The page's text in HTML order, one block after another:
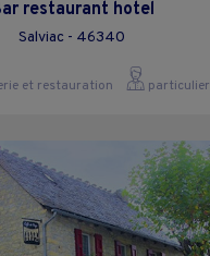
restaurant hotel
Salviac - 46340
et restauration particulier